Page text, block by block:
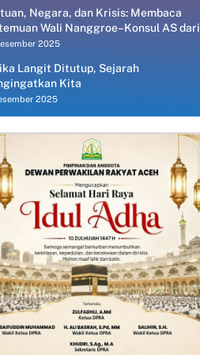
Negara, dan Krisis: Membaca
Wali Nanggroe–Konsul AS dari
Ekonomi Politik
2025
Langit Ditutup, Sejarah
Kita
2025